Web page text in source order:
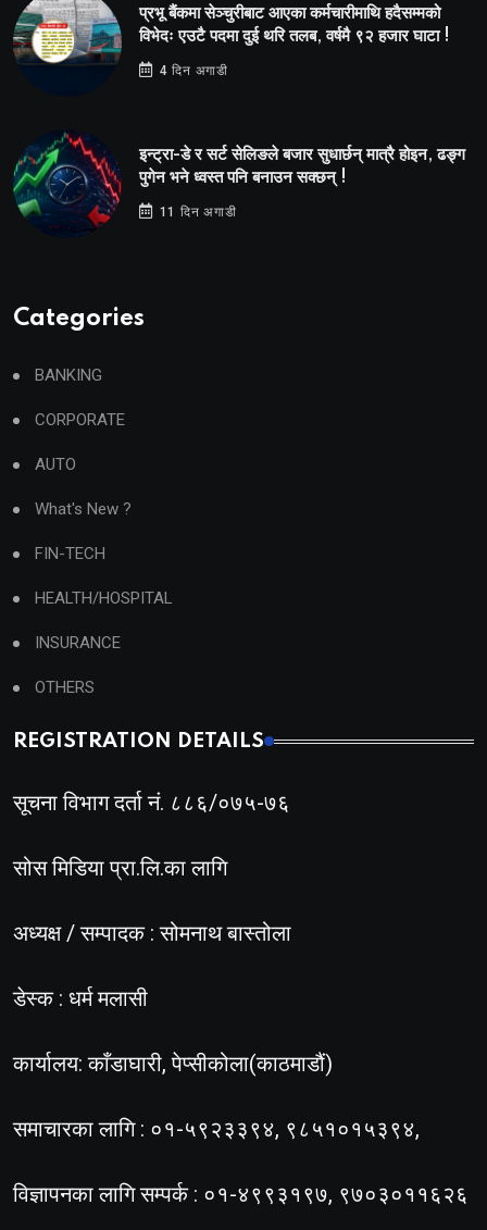
प्रभू बैंकमा सेञ्चुरीबाट आएका कर्मचारीमाथि हदैसम्मको
विभेदः एउटै पदमा दुई थरि तलब, वर्षमै ९२ हजार घाटा !
4 दिन अगाडी
इन्ट्रा-डे र सर्ट सेलिङले बजार सुधार्छन् मात्रै होइन, ढङ्ग
पुगेन भने ध्वस्त पनि बनाउन सक्छन् !
11 दिन अगाडी
Categories
BANKING
CORPORATE
AUTO
What's New ?
FIN-TECH
HEALTH/HOSPITAL
INSURANCE
OTHERS
REGISTRATION DETAILS
सूचना विभाग दर्ता नं. ८८६/०७५-७६
सोस मिडिया प्रा.लि.का लागि
अध्यक्ष / सम्पादक : सोमनाथ बास्तोला
डेस्क : धर्म मलासी
कार्यालय: काँडाघारी, पेप्सीकोला(काठमाडौं)
समाचारका लागि : ०१-५९२३३९४, ९८५१०१५३९४,
विज्ञापनका लागि सम्पर्क : ०१-४९९३१९७, ९७०३०११६२६